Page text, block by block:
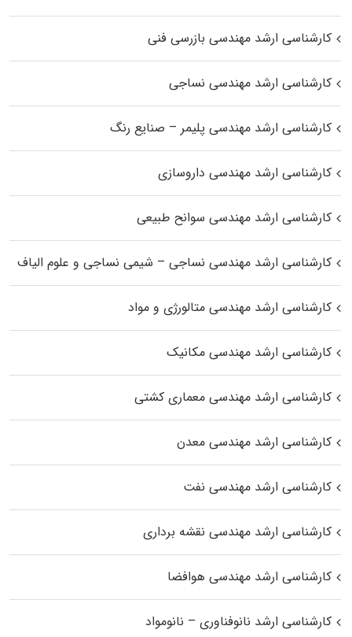
کارشناسی ارشد مهندسی بازرسی فنی
کارشناسی ارشد مهندسی نساجی
کارشناسی ارشد مهندسی پلیمر – صنایع رنگ
کارشناسی ارشد مهندسی داروسازی
کارشناسی ارشد مهندسی سوانح طبیعی
کارشناسی ارشد مهندسی نساجی – شیمی نساجی و علوم الیاف
کارشناسی ارشد مهندسی متالورژی و مواد
کارشناسی ارشد مهندسی مکانیک
کارشناسی ارشد مهندسی معماری کشتی
کارشناسی ارشد مهندسی معدن
کارشناسی ارشد مهندسی نفت
کارشناسی ارشد مهندسی نقشه برداری
کارشناسی ارشد مهندسی هوافضا
کارشناسی ارشد نانوفناوری – نانومواد